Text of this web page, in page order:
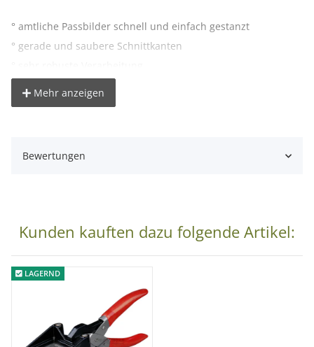
° amtliche Passbilder schnell und einfach gestanzt
° gerade und saubere Schnittkanten
Mehr anzeigen
Bewertungen
Kunden kauften dazu folgende Artikel:
LAGERND